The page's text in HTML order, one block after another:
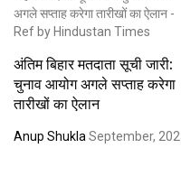
अंतिम बिहार मतदाता सूची जारी:
चुनाव आयोग अगले सप्ताह करेगा
तारीखों का ऐलान
Anup Shukla September,